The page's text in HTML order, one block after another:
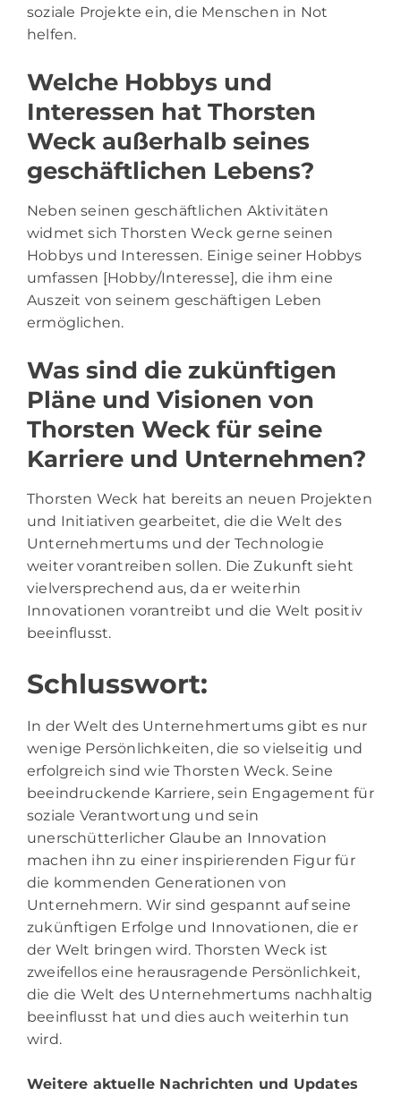
soziale Projekte ein, die Menschen in Not
helfen.
Welche Hobbys und
Interessen hat Thorsten
Weck außerhalb seines
geschäftlichen Lebens?
Neben seinen geschäftlichen Aktivitäten
widmet sich Thorsten Weck gerne seinen
Hobbys und Interessen. Einige seiner Hobbys
umfassen [Hobby/Interesse], die ihm eine
Auszeit von seinem geschäftigen Leben
ermöglichen.
Was sind die zukünftigen
Pläne und Visionen von
Thorsten Weck für seine
Karriere und Unternehmen?
Thorsten Weck hat bereits an neuen Projekten
und Initiativen gearbeitet, die die Welt des
Unternehmertums und der Technologie
weiter vorantreiben sollen. Die Zukunft sieht
vielversprechend aus, da er weiterhin
Innovationen vorantreibt und die Welt positiv
beeinflusst.
Schlusswort:
In der Welt des Unternehmertums gibt es nur
wenige Persönlichkeiten, die so vielseitig und
erfolgreich sind wie Thorsten Weck. Seine
beeindruckende Karriere, sein Engagement für
soziale Verantwortung und sein
unerschütterlicher Glaube an Innovation
machen ihn zu einer inspirierenden Figur für
die kommenden Generationen von
Unternehmern. Wir sind gespannt auf seine
zukünftigen Erfolge und Innovationen, die er
der Welt bringen wird. Thorsten Weck ist
zweifellos eine herausragende Persönlichkeit,
die die Welt des Unternehmertums nachhaltig
beeinflusst hat und dies auch weiterhin tun
wird.
Weitere aktuelle Nachrichten und Updates